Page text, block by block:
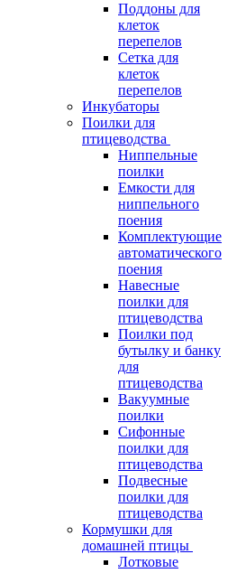
Поддоны для
клеток
перепелов
Сетка для
клеток
перепелов
Инкубаторы
Поилки для
птицеводства
Ниппельные
поилки
Емкости для
ниппельного
поения
Комплектующие
автоматического
поения
Навесные
поилки для
птицеводства
Поилки под
бутылку и банку
для
птицеводства
Вакуумные
поилки
Сифонные
поилки для
птицеводства
Подвесные
поилки для
птицеводства
Кормушки для
домашней птицы
Лотковые